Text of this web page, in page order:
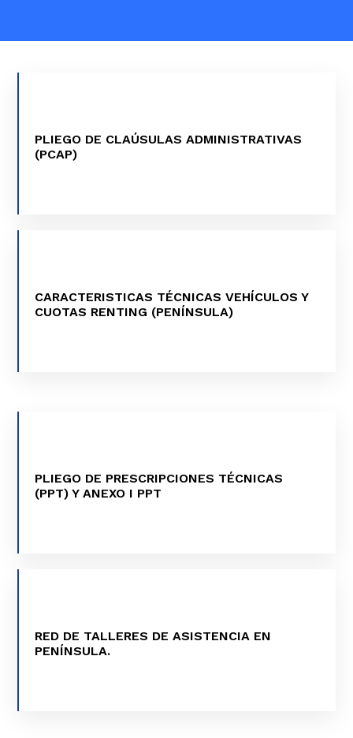
PLIEGO DE CLAÚSULAS ADMINISTRATIVAS
(PCAP)
VER MÁS
CARACTERISTICAS TÉCNICAS VEHÍCULOS Y
CUOTAS RENTING (PENÍNSULA)
VER MÁS
PLIEGO DE PRESCRIPCIONES TÉCNICAS
(PPT) Y ANEXO I PPT
VER MÁS
RED DE TALLERES DE ASISTENCIA EN
PENÍNSULA.
VER MÁS